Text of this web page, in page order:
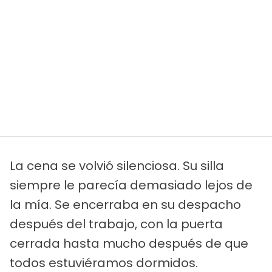
La cena se volvió silenciosa. Su silla
siempre le parecía demasiado lejos de
la mía. Se encerraba en su despacho
después del trabajo, con la puerta
cerrada hasta mucho después de que
todos estuviéramos dormidos.